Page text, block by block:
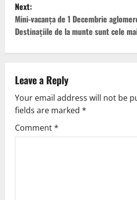
Next:
Mini-vacanța de 1 Decembrie
Destinațiile de la munte sunt cele
Leave a Reply
Your email address will not be
fields are marked *
Comment*